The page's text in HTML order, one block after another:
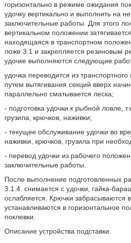
горизонтально в режиме ожидания
удочку вертикально и выполнить на
заключительные работы. Для этого
вертикальном положении
находящаяся в транспортном
ложе 3.1 и закрепляется резиновым
удочке выполняются следующие
удочка переводится из
путем вытягивания секций вверх
параллельно сматывается леска;
- подготовка удочки к рыбной ловле,
грузила, крючков, наживки;
- текущее обслуживание удочки во
наживки, крючков, грузила при
- перевод удочки из рабочего
заключительные работы.
После выполнение подготовленных
3.1.4. снимается с удочки, гайка-
ослабляется. Крючки забрасываются
устанавливаются в горизонтальное
поклевки.
Описание устройства подставки.